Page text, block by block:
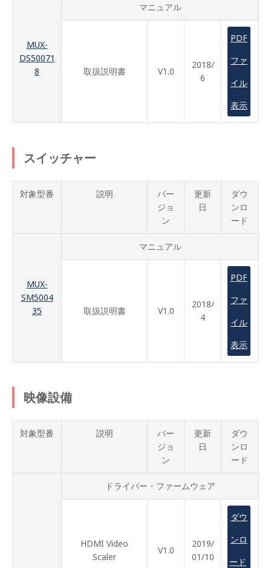
MUX-
DS50071
8
マニュアル
取扱説明書 V1.0
2018/
6
PDF
ファ
イル
表示
スイッチャー
対象型番 説明
バー
ジョ
ン
更新
日
ダウ
ンロ
ード
MUX-
SM5004
35
マニュアル
取扱説明書 V1.0
2018/
4
PDF
ファ
イル
表示
映像設備
対象型番 説明
バー
ジョ
ン
更新
日
ダウ
ンロ
ード
ドライバー・ファームウェア
HDMI Video
Scaler
V1.0
2019/
01/10
ダウ
ンロ
ード